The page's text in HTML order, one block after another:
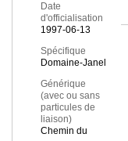
Date
d'officialisation
1997-06-13
Spécifique
Domaine-Janel
Générique
(avec ou sans
particules de
liaison)
Chemin du